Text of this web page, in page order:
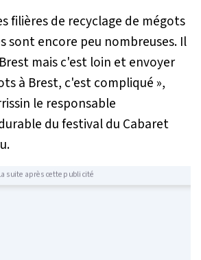
filières de recyclage de mégots
sont encore peu nombreuses. Il
mais c'est loin et envoyer
à Brest, c'est compliqué »,
le responsable
du festival du Cabaret
.
suite après cette publicité